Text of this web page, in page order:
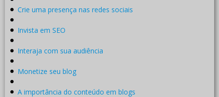
Crie uma presença nas redes sociais
Invista em SEO
Interaja com sua audiência
Monetize seu blog
A importância do conteúdo em blogs